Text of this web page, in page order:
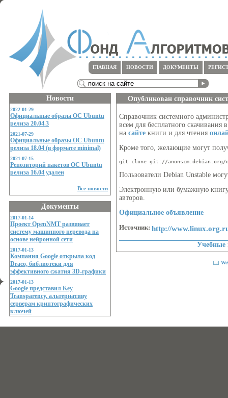
ДОКУМЕНТЫ
НОВОСТИ
ГЛАВНАЯ
Новости
2022-01-29
Официальные образы ОС Ubuntu
релиза 20.04.3
2021-07-29
Официальные образы ОС Ubuntu
релиза 18.04 (в формате minimal)
2021-07-15
Репозиторий пакетов ОС Ubuntu
релиза 16.04 удален
Все новости
Документы
2017-01-14
Проект OpenNMT развивает
систему машинного перевода на
основе нейронной сети
2017-01-13
Компания Google открыла код
Draco, библиотеки для
эффективного сжатия 3D-графики
2017-01-13
Google представил Key
Transparency, альтернативу
серверам криптографических
ключей
Опубликован справочник
Справочник системного
всем для бесплатного
на сайте книги и для чтения
Кроме того, желающие могут
git clone git://anonscm.debian.org/
Пользователи Debian Unstable
Электронную или бумажную
авторов.
Официальное объявление
Источник: http://
Учебные